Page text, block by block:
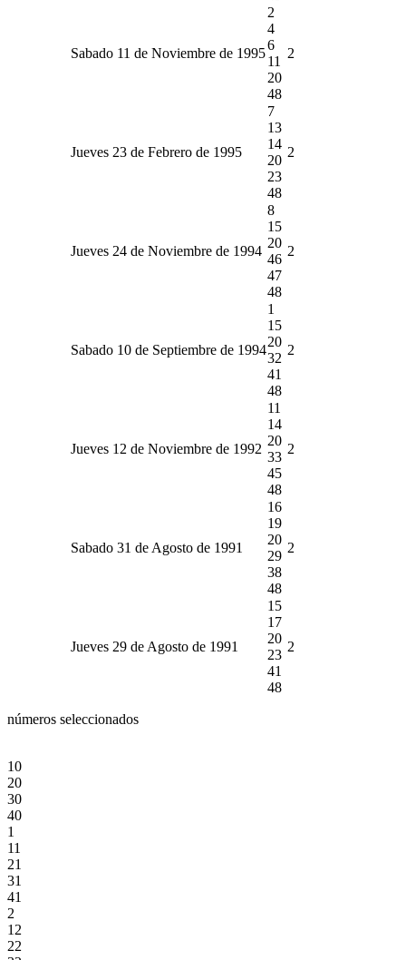
Sabado 11 de Noviembre de 1995
2
4
6
11
20
48
2
Jueves 23 de Febrero de 1995
7
13
14
20
23
48
2
Jueves 24 de Noviembre de 1994
8
15
20
46
47
48
2
Sabado 10 de Septiembre de 1994
1
15
20
32
41
48
2
Jueves 12 de Noviembre de 1992
11
14
20
33
45
48
2
Sabado 31 de Agosto de 1991
16
19
20
29
38
48
2
Jueves 29 de Agosto de 1991
15
17
20
23
41
48
2
números seleccionados
10
20
30
40
1
11
21
31
41
2
12
22